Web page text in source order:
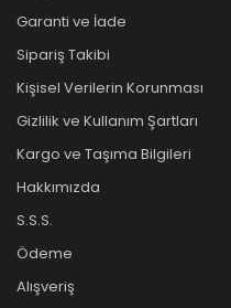
Garanti ve İade
Sipariş Takibi
Kişisel Verilerin Korunması
Gizlilik ve Kullanım Şartları
Kargo ve Taşıma Bilgileri
Hakkımızda
S.S.S.
Ödeme
Alışveriş